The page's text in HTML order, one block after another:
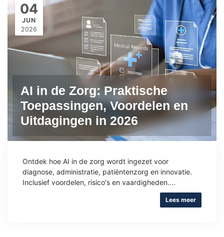
04
JUN
2026
AI in de Zorg: Praktische
Toepassingen, Voordelen en
Uitdagingen in 2026
Ontdek hoe AI in de zorg wordt ingezet voor
diagnose, administratie, patiëntenzorg en innovatie.
Inclusief voordelen, risico's en vaardigheden....
Lees meer